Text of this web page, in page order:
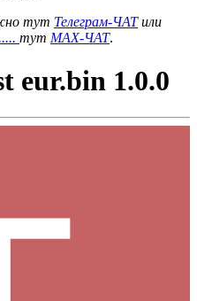
тут Телеграм-ЧАТили
тут MAX-ЧАТ.
eur.bin 1.0.0